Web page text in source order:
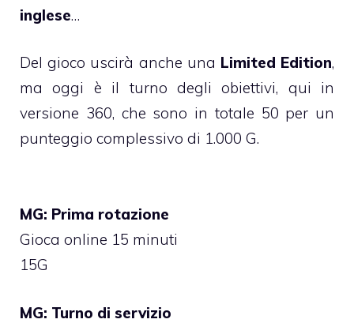
inglese…
Del gioco uscirà anche una Limited Edition,
ma oggi è il turno degli obiettivi, qui in
versione 360, che sono in totale 50 per un
punteggio complessivo di 1.000 G.
MG: Prima rotazione
Gioca online 15 minuti
15G
MG: Turno di servizio